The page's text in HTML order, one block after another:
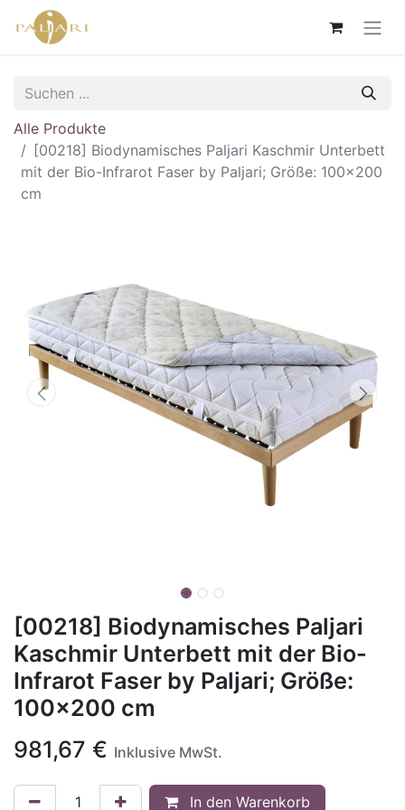
Alle Produkte
[00218] Biodynamisches Paljari Kaschmir Unterbett
mit der Bio-Infrarot Faser by Paljari; Größe: 100x200
cm
[00218] Biodynamisches Paljari
Kaschmir Unterbett mit der Bio-
Infrarot Faser by Paljari; Größe:
100x200 cm
981,67 € Inklusive MwSt.
In den Warenkorb